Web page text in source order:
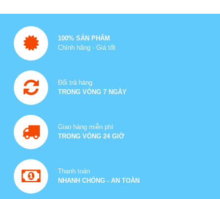
100% SẢN PHẨM
Chính hãng - Giá tốt
Đổi trả hàng
TRONG VÒNG 7 NGÀY
Giao hàng miễn phí
TRONG VÒNG 24 GIỜ
Thanh toán
NHANH CHÓNG - AN TOÀN